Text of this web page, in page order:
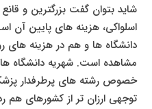
شاید بتوان گفت بزرگترین و
اسلواکی، هزینه های پایین
دانشگاه ها و هم در هزینه های
مشاهده است. شهریه دانشگاه
خصوص رشته های پرطرفدار
توجهی ارزان تر از کشورهای هم